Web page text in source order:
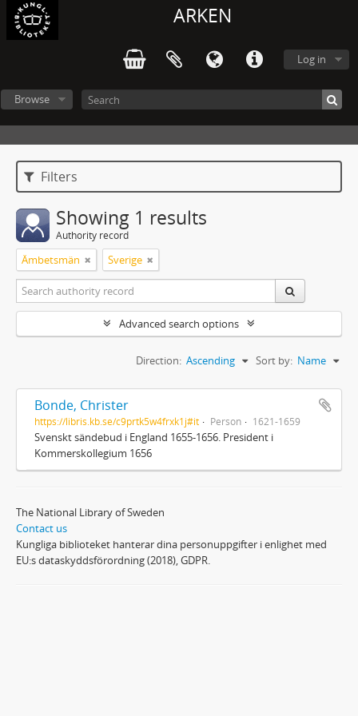
ARKEN
Log in
Browse
Filters
Showing 1 results
Authority record
Ämbetsmän Sverige
Advanced search options
Sort by: Name
Direction: Ascending
Bonde, Christer
https://libris.kb.se/c9prtk5w4frxk1j#it Person 1621-1659
Svenskt sändebud i England 1655-1656. President i
Kommerskollegium 1656
The National Library of Sweden
Contact us
Kungliga biblioteket hanterar dina personuppgifter i enlighet med
EU:s dataskyddsförordning (2018), GDPR.